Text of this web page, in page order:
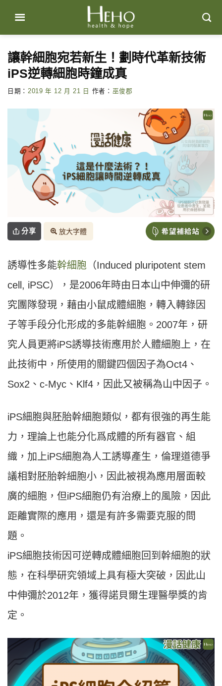
content
讓幹細胞宛若新生！劃時代革新技術
iPS逆轉細胞時鐘成真
日期： 2019 年 12 月 21 日 作者： 巫俊郡
分享 放大字體
誘導性多能幹細胞 （Induced pluripotent stem
cell, iPSC），是2006年時由日本山中伸彌的研
究團隊發現，藉由小鼠成體細胞，轉入轉錄因
子等手段分化形成的多能幹細胞。2007年，研
究人員更將iPS誘導技術應用於人體細胞上，在
此技術中，所使用的關鍵四個因子為Oct4、
Sox2、c-Myc、Klf4，因此又被稱為山中因子。
iPS細胞與胚胎幹細胞類似，都有很強的再生能
力，理論上也能分化爲成體的所有器官、組
織，加上iPS細胞為人工誘導產生，倫理道德爭
議相對胚胎幹細胞小，因此被視為應用層面較
廣的細胞，但iPS細胞仍有治療上的風險，因此
距離實際的應用，還是有許多需要克服的問
題。
iPS細胞技術因可逆轉成體細胞回到幹細胞的狀
態，在科學研究領域上具有極大突破，因此山
中伸彌於2012年，獲得諾貝爾生理醫學獎的肯
定。